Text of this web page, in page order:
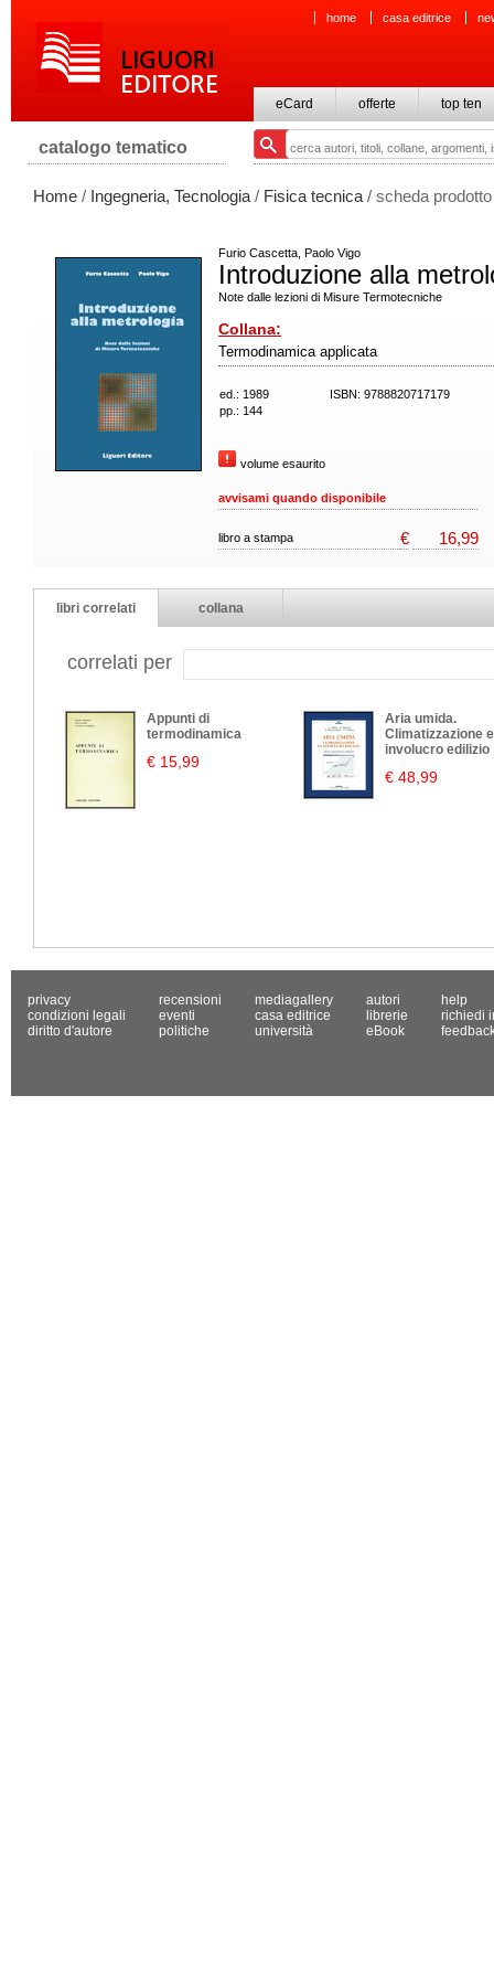
home casa editrice
eCard offerte top ten
catalogo tematico
Home / Ingegneria, Tecnologia / Fisica tecnica / scheda prodotto
Furio Cascetta, Paolo Vigo
Introduzione alla
Note dalle lezioni di Misure Termotecniche
Collana:
Termodinamica applicata
ed.: 1989
ISBN: 9788820717179
pp.: 144
volume esaurito
avvisami quando disponibile
libro a stampa € 16,99
libri correlati collana
correlati per
Appunti di
termodinamica
€ 15,99
Aria umida.
Climatizzazione
involucro edilizio
€ 48,99
privacy
condizioni legali
diritto d'autore
recensioni
eventi
politiche
mediagallery
casa editrice
università
autori
librerie
eBook
help
richiedi